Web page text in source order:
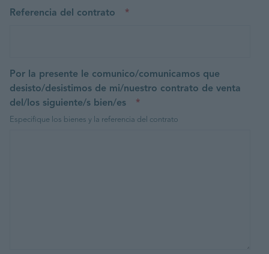
Referencia del contrato *
Por la presente le comunico/comunicamos que
desisto/desistimos de mi/nuestro contrato de venta
del/los siguiente/s bien/es
*
Especifique los bienes y la referencia del contrato